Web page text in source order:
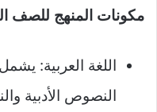
مكونات المنهج للصف
اللغة العربية:
النصوص الأدبية